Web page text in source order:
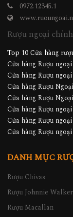
0972.12345.1
Rượu ngoại
Top 10 Cửa hàng
Cửa hàng Rượu
Cửa hàng Rượu
Cửa hàng Rượu
Cửa hàng Rượu
Cửa hàng Rượu
Cửa hàng Rượu
Cửa hàng Rượu
DANH MỤC
Rượu Chivas
Rượu Johnnie Walker
Rượu Macallan